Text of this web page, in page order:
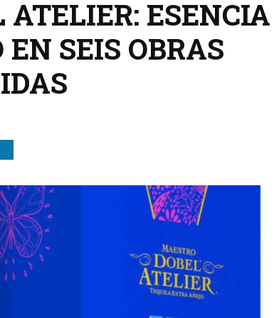
ATELIER: ESENCIA
SEIS OBRAS